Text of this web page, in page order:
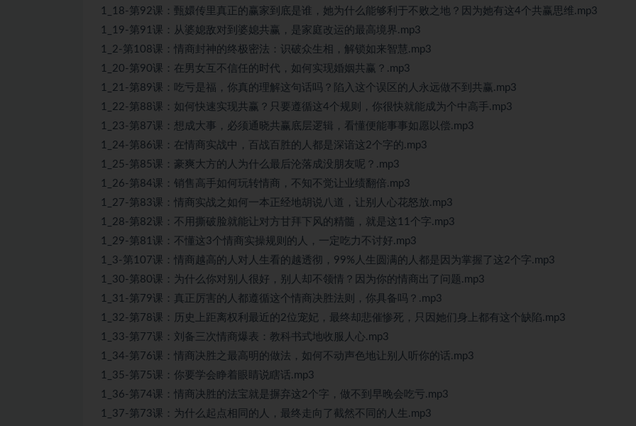
1_18-第92课：甄嬛传里真正的赢家到底是谁，她为什么能够利于不败之地？因为她有这4个共赢思维.mp3
1_19-第91课：从婆媳敌对到婆媳共赢，是家庭改运的最高境界.mp3
1_2-第108课：情商封神的终极密法：识破众生相，解锁如来智慧.mp3
1_20-第90课：在男女互不信任的时代，如何实现婚姻共赢？.mp3
1_21-第89课：吃亏是福，你真的理解这句话吗？陷入这个误区的人永远做不到共赢.mp3
1_22-第88课：如何快速实现共赢？只要遵循这4个规则，你很快就能成为个中高手.mp3
1_23-第87课：想成大事，必须通晓共赢底层逻辑，看懂便能事事如愿以偿.mp3
1_24-第86课：在情商实战中，百战百胜的人都是深谙这2个字的.mp3
1_25-第85课：豪爽大方的人为什么最后沦落成没朋友呢？.mp3
1_26-第84课：销售高手如何玩转情商，不知不觉让业绩翻倍.mp3
1_27-第83课：情商实战之如何一本正经地胡说八道，让别人心花怒放.mp3
1_28-第82课：不用撕破脸就能让对方甘拜下风的精髓，就是这11个字.mp3
1_29-第81课：不懂这3个情商实操规则的人，一定吃力不讨好.mp3
1_3-第107课：情商越高的人对人生看的越透彻，99%人生圆满的人都是因为掌握了这2个字.mp3
1_30-第80课：为什么你对别人很好，别人却不领情？因为你的情商出了问题.mp3
1_31-第79课：真正厉害的人都遵循这个情商决胜法则，你具备吗？.mp3
1_32-第78课：历史上距离权利最近的2位宠妃，最终却悲催惨死，只因她们身上都有这个缺陷.mp3
1_33-第77课：刘备三次情商爆表：教科书式地收服人心.mp3
1_34-第76课：情商决胜之最高明的做法，如何不动声色地让别人听你的话.mp3
1_35-第75课：你要学会睁着眼睛说瞎话.mp3
1_36-第74课：情商决胜的法宝就是摒弃这2个字，做不到早晚会吃亏.mp3
1_37-第73课：为什么起点相同的人，最终走向了截然不同的人生.mp3